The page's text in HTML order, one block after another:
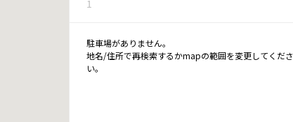
1
駐車場がありません。
地名/住所で再検索するかmapの範囲を変更してくださ
い。